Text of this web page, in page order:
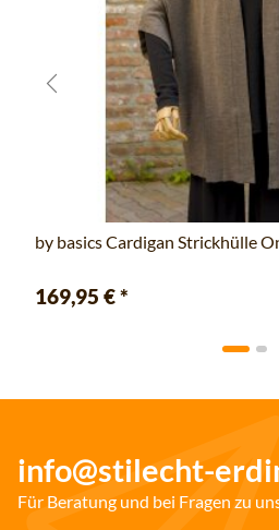
by basics Cardigan Strickhülle
169,95 €*
info@stilecht-
Für Beratung und bei Fragen zu